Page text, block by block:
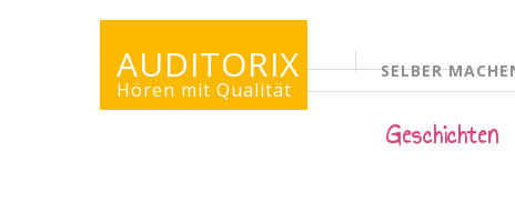
AUDITORIX
Hören mit Qualität KINDERSEITE
SELBER
Geschichten